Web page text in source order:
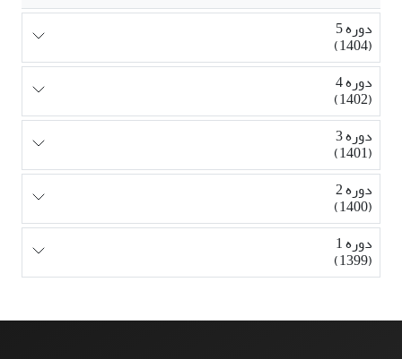
دوره 5
(1404)
دوره 4
(1402)
دوره 3
(1401)
دوره 2
(1400)
دوره 1
(1399)